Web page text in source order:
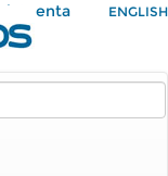
Mi Cuenta ENGLISH